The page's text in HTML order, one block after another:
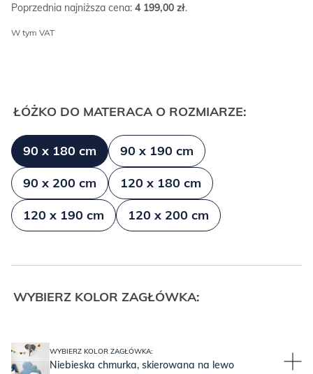
Poprzednia najniższa cena: 4 199,00 zł.
W tym VAT
ŁÓŻKO DO MATERACA O ROZMIARZE:
90 x 180 cm
90 x 190 cm
90 x 200 cm
120 x 180 cm
120 x 190 cm
120 x 200 cm
WYBIERZ KOLOR ZAGŁÓWKA:
WYBIERZ KOLOR ZAGŁÓWKA:
Niebieska chmurka, skierowana na lewo